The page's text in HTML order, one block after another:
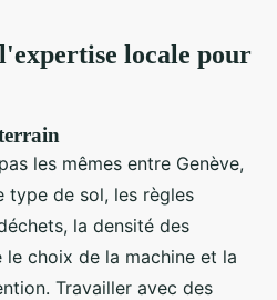
locale pour
les mêmes entre Genève,
type de sol, les règles
la densité des
choix de la machine et la
Travailler avec des